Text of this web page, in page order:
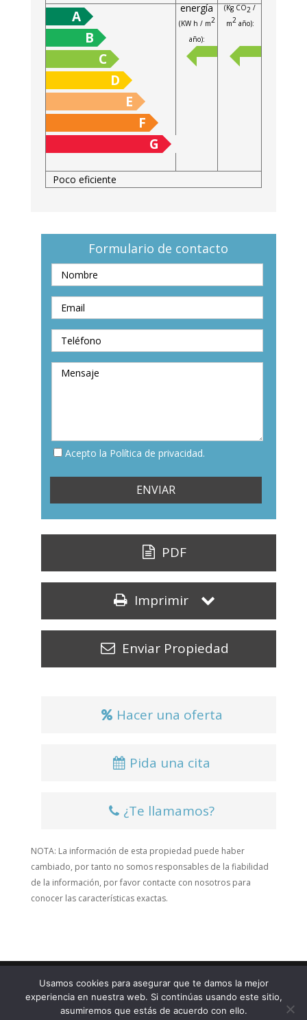
energía
(KW h / m2
año):
(Kg CO2 /
m2año):
A
B
C
D
E
F
G
Poco eficiente
Formulario de contacto
Acepto la Política de privacidad.
PDF
Imprimir
Enviar Propiedad
Hacer una oferta
Pida una cita
¿Te llamamos?
NOTA: La información de esta propiedad puede haber
cambiado, por tanto no somos responsables de la fiabilidad
de la información, por favor contacte con nosotros para
conocer las características exactas.
© 2025 Atrio Gestión Inmobiliaria | Aviso Legal|
Usamos cookies para asegurar que te damos la mejor
experiencia en nuestra web. Si continúas usando este sitio,
asumiremos que estás de acuerdo con ello.